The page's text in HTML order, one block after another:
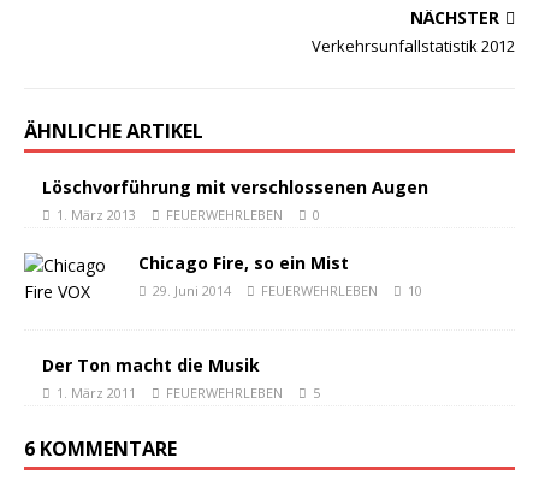
NÄCHSTER
Verkehrsunfallstatistik 2012
ÄHNLICHE ARTIKEL
Löschvorführung mit verschlossenen Augen
1. März 2013 FEUERWEHRLEBEN 0
Chicago Fire, so ein Mist
29. Juni 2014 FEUERWEHRLEBEN 10
Der Ton macht die Musik
1. März 2011 FEUERWEHRLEBEN 5
6 KOMMENTARE